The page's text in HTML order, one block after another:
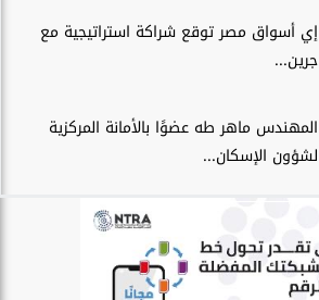
إي أسواق مصر توقع شراكة استراتيجية مع
جرين...
المهندس ماهر طه عضوًا بالأمانة المركزية
لشؤون الإسكان...